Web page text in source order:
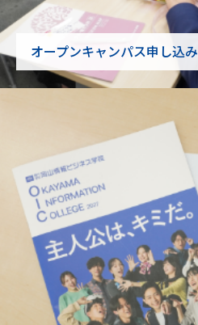
オープンキャンパス申し込み